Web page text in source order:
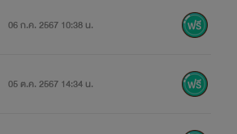
06 ก.ค. 2567 10:38 น.
05 ต.ค. 2567 14:34 น.